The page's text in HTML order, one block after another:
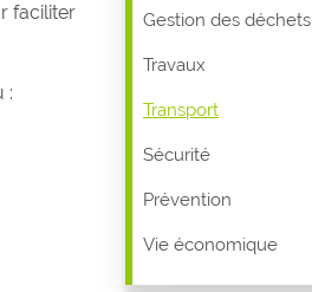
faciliter
:
Gestion des déchets
Travaux
Transport
Sécurité
Prévention
Vie économique